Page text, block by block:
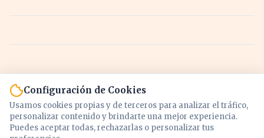
Configuración de Cookies
Usamos cookies propias y de terceros para analizar el tráfico,
personalizar contenido y brindarte una mejor experiencia.
Puedes aceptar todas, rechazarlas o personalizar tus